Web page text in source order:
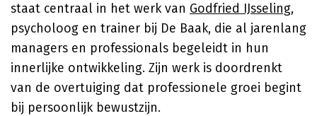
staat centraal in het werk van Godfried IJsseling,
psycholoog en trainer bij De Baak, die al jarenlang
managers en professionals begeleidt in hun
innerlijke ontwikkeling. Zijn werk is doordrenkt
van de overtuiging dat professionele groei begint
bij persoonlijk bewustzijn.